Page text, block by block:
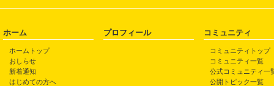
ホーム
ホームトップ
おしらせ
新着通知
はじめての方へ
プロフィール コミュニティ
コミュニティトップ
コミュニティ一覧
公式コミュニティ一
公開トピック一覧